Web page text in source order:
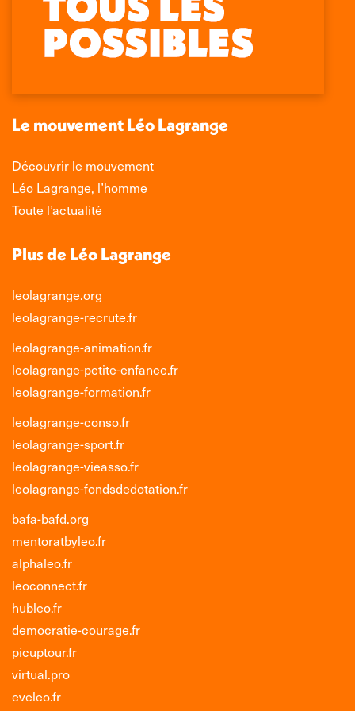
Facebook
s'ouvre
une
fenêtre
page
X
s'ouvre
une
fenêtre
page
LinkedIn
s'ouvre
une
fenêtre
page
Instagram
s'ouvre
une
nouvelle
fenêtre
Le mouvement Léo Lagrange
Découvrir le mouvement
Léo Lagrange, l’homme
Toute l’actualité
Plus de Léo Lagrange
leolagrange.org
leolagrange-recrute.fr
leolagrange-animation.fr
leolagrange-petite-enfance.fr
leolagrange-formation.fr
leolagrange-conso.fr
leolagrange-sport.fr
leolagrange-vieasso.fr
leolagrange-fondsdedotation.fr
bafa-bafd.org
mentoratbyleo.fr
alphaleo.fr
leoconnect.fr
hubleo.fr
democratie-courage.fr
picuptour.fr
virtual.pro
eveleo.fr